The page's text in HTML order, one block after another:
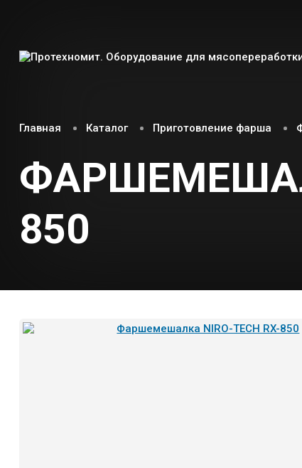
Главная Каталог Приготовление фарша
850